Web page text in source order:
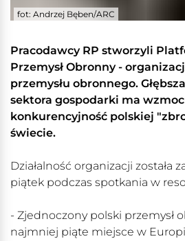
fot: Andrzej Bęben/ARC
Pracodawcy RP stworzyli
Przemysł Obronny -
przemysłu obronnego.
sektora gospodarki ma
konkurencyjność polskiej
świecie.
Działalność organizacji została
piątek podczas spotkania w
- Zjednoczony polski przemysł
najmniej piąte miejsce w